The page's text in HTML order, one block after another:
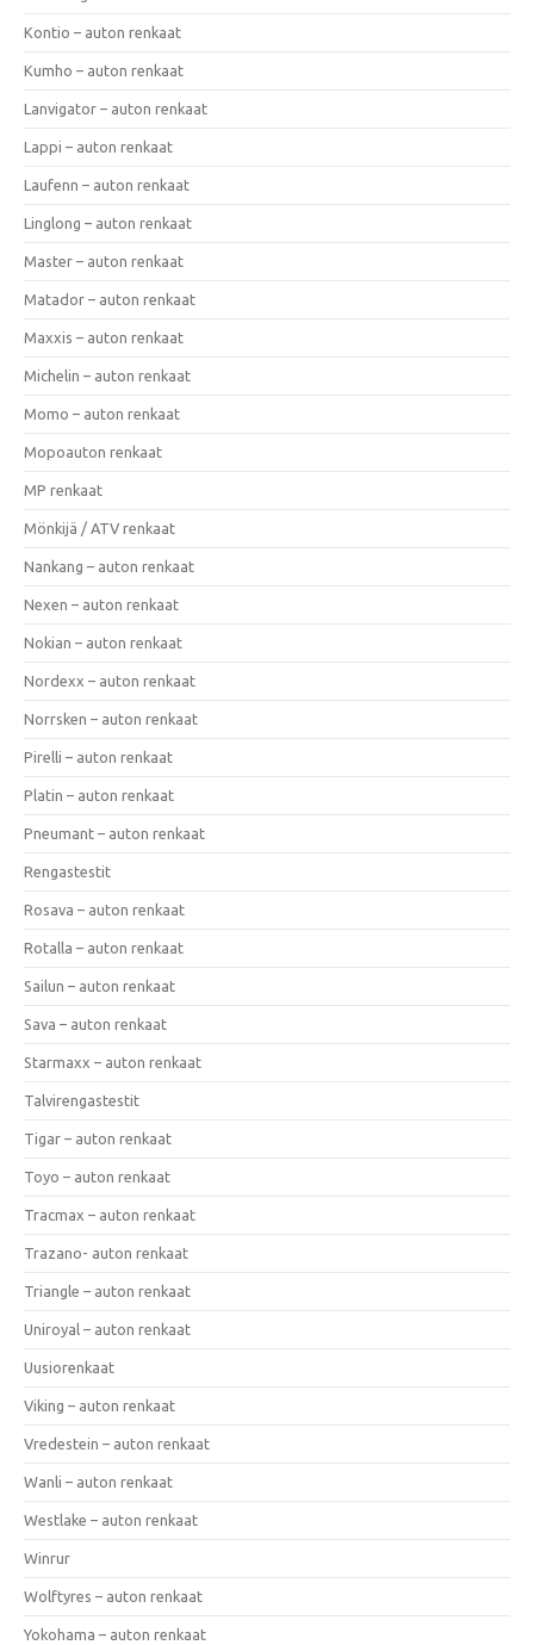
Kontio – auton renkaat
Kumho – auton renkaat
Lanvigator – auton renkaat
Lappi – auton renkaat
Laufenn – auton renkaat
Linglong – auton renkaat
Master – auton renkaat
Matador – auton renkaat
Maxxis – auton renkaat
Michelin – auton renkaat
Momo – auton renkaat
Mopoauton renkaat
MP renkaat
Mönkijä / ATV renkaat
Nankang – auton renkaat
Nexen – auton renkaat
Nokian – auton renkaat
Nordexx – auton renkaat
Norrsken – auton renkaat
Pirelli – auton renkaat
Platin – auton renkaat
Pneumant – auton renkaat
Rengastestit
Rosava – auton renkaat
Rotalla – auton renkaat
Sailun – auton renkaat
Sava – auton renkaat
Starmaxx – auton renkaat
Talvirengastestit
Tigar – auton renkaat
Toyo – auton renkaat
Tracmax – auton renkaat
Trazano- auton renkaat
Triangle – auton renkaat
Uniroyal – auton renkaat
Uusiorenkaat
Viking – auton renkaat
Vredestein – auton renkaat
Wanli – auton renkaat
Westlake – auton renkaat
Winrur
Wolftyres – auton renkaat
Yokohama – auton renkaat